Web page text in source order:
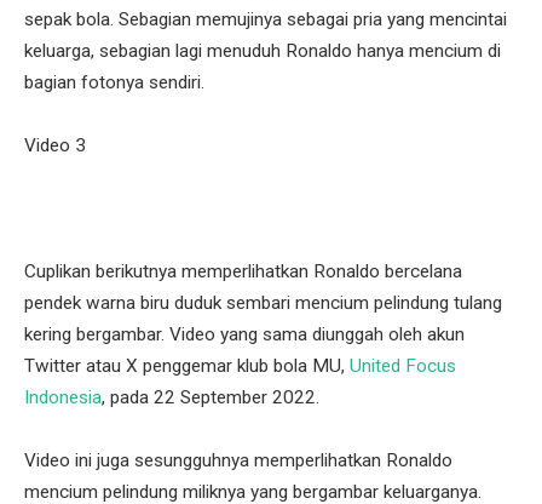
sepak bola. Sebagian memujinya sebagai pria yang mencintai
keluarga, sebagian lagi menuduh Ronaldo hanya mencium di
bagian fotonya sendiri.
Video 3
Cuplikan berikutnya memperlihatkan Ronaldo bercelana
pendek warna biru duduk sembari mencium pelindung tulang
kering bergambar. Video yang sama diunggah oleh akun
Twitter atau X penggemar klub bola MU, United Focus
Indonesia, pada 22 September 2022.
Video ini juga sesungguhnya memperlihatkan Ronaldo
mencium pelindung miliknya yang bergambar keluarganya.